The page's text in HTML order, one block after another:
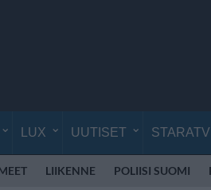
LUX UUTISET STARATV
LIIKENNE POLIISI SUOMI